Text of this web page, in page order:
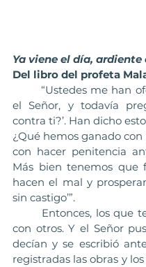
Ya viene el día,
Del libro del profeta
	“Ustedes me han ofendido con sus palabras, dice
el Señor, y todavía
contra ti?’. Han dicho
¿Qué hemos ganado
con hacer penitencia
Más bien tenemos que
hacen el mal y
sin castigo’”.
con otros. Y el Señor
decían y se escribió
registradas las obras y